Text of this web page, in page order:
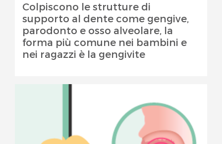
Colpiscono le strutture di
supporto al dente come gengive,
parodonto e osso alveolare, la
forma più comune nei bambini e
nei ragazzi è la gengivite